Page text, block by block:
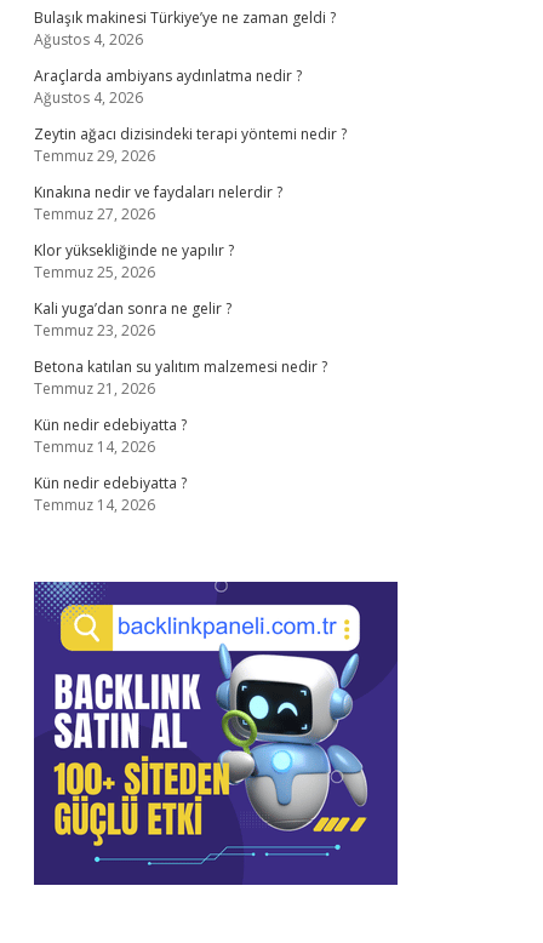
Bulaşık makinesi Türkiye’ye ne zaman geldi ?
Ağustos 4, 2026
Araçlarda ambiyans aydınlatma nedir ?
Ağustos 4, 2026
Zeytin ağacı dizisindeki terapi yöntemi nedir ?
Temmuz 29, 2026
Kınakına nedir ve faydaları nelerdir ?
Temmuz 27, 2026
Klor yüksekliğinde ne yapılır ?
Temmuz 25, 2026
Kali yuga’dan sonra ne gelir ?
Temmuz 23, 2026
Betona katılan su yalıtım malzemesi nedir ?
Temmuz 21, 2026
Kün nedir edebiyatta ?
Temmuz 14, 2026
Kün nedir edebiyatta ?
Temmuz 14, 2026